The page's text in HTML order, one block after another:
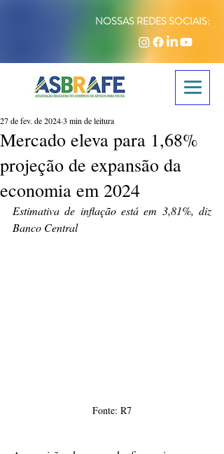
NOSSAS REDES SOCIAIS:
Mercado eleva para 1,68%
projeção de expansão da
economia em 2024
27 de fev. de 20243 min de leitura
Estimativa de inflação está em 3,81%, diz
Banco Central
Fonte: R7